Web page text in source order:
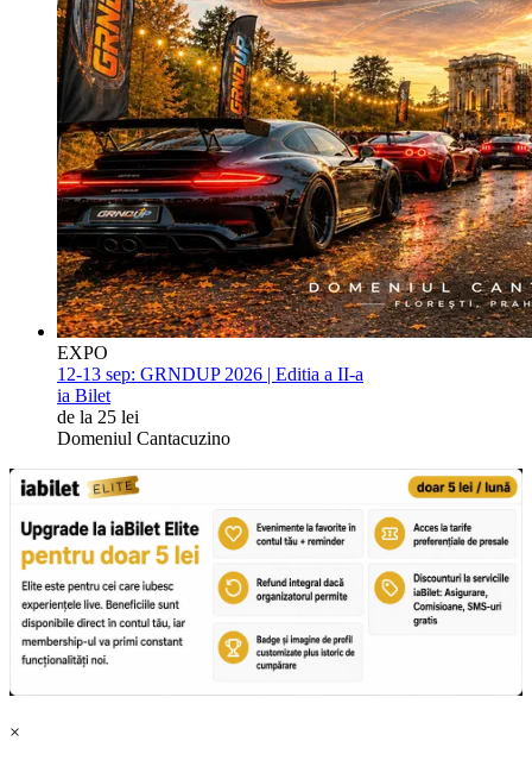
EXPO
12-13 sep: GRNDUP 2026 | Editia a II-a
ia Bilet
de la 25 lei
Domeniul Cantacuzino
×